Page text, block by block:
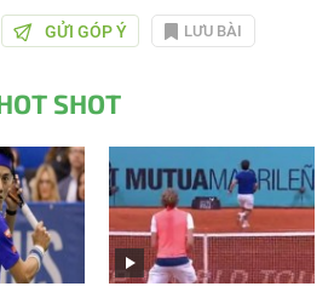
tại
GỬI GÓP Ý LƯU BÀI
SHOT